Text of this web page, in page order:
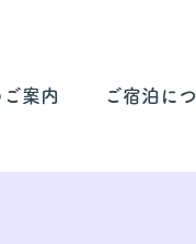
案内 ご宿泊に